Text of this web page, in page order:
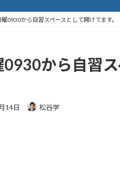
0930から自習スペースとして開けてます。
から自習
14日 松谷学